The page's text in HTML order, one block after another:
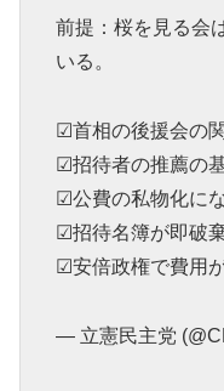
前提：桜を見る会
いる。
☑︎首相の後援会の
☑︎招待者の推薦の
☑︎公費の私物化に
☑︎招待名簿が即破
☑︎安倍政権で費用
— 立憲民主党